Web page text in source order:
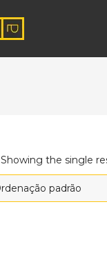
Showing the single